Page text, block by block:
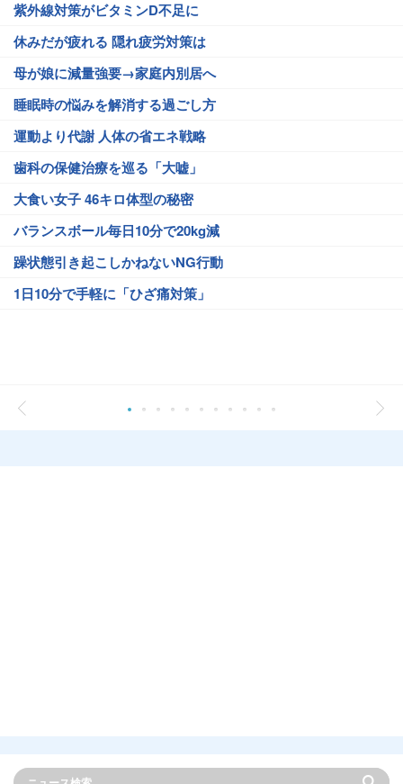
紫外線対策がビタミンD不足に
休みだが疲れる 隠れ疲労対策は
母が娘に減量強要→家庭内別居へ
睡眠時の悩みを解消する過ごし方
運動より代謝 人体の省エネ戦略
歯科の保健治療を巡る「大嘘」
大食い女子 46キロ体型の秘密
バランスボール毎日10分で20kg減
躁状態引き起こしかねないNG行動
1日10分で手軽に「ひざ痛対策」